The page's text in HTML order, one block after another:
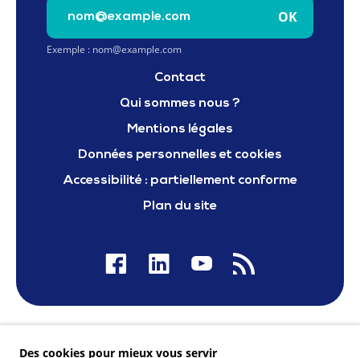
Saisissez votre e-mail pour vous inscrire à la
Exemple : nom@example.com
OK
Contact
Qui sommes nous ?
Mentions légales
Données personnelles et cookies
Accessibilité : partiellement conforme
Plan du site
Des cookies pour mieux vous servir